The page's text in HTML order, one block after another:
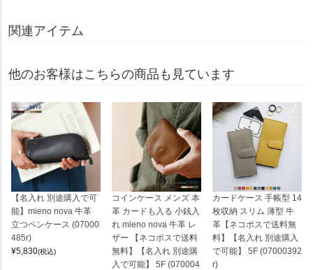
関連アイテム
他のお客様はこちらの商品も見ています
【名入れ 別途購入で可
能】mieno nova 牛革
立つペンケース (07000
485r)
¥5,830(税込)
コインケース メンズ 本
革 カードも入る 小銭入
れ mieno nova 牛革 レ
ザー 【ネコポスで送料
無料】【名入れ 別途購
入で可能】 5F (070004
カードケース 手帳型 14
枚収納 スリム 薄型 牛
革【ネコポスで送料無
料】【名入れ 別途購入
で可能】 5F (07000392
r)